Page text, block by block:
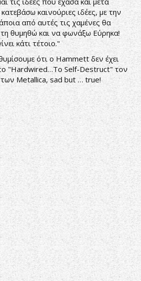
καινούριες ιδέες, με την
από αυτές τις χαμένες θα
θυμηθώ και να φωνάξω Εύρηκα!
κάτι τέτοιο."
ότι ο Hammett δεν έχει
"Hardwired…To Self-Destruct" τον
Metallica, sad but … true!